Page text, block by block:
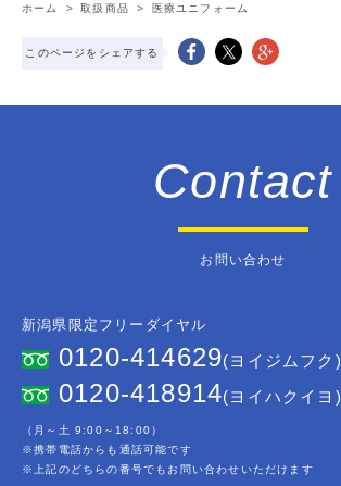
ホーム > 取扱商品 > 医療ユニフォーム
このページをシェアする
Contact
お問い合わせ
新潟県限定フリーダイヤル
0120-414629(ヨイジムフク)
0120-418914(ヨイハクイヨ)
（月～土 9:00～18:00）
※携帯電話からも通話可能です
※上記のどちらの番号でもお問い合わせいただけます